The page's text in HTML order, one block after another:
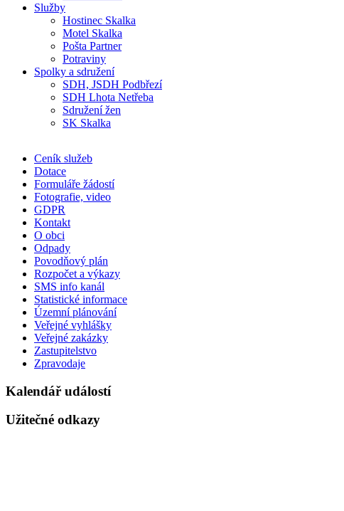
Služby
Hostinec Skalka
Motel Skalka
Pošta Partner
Potraviny
Spolky a sdružení
SDH, JSDH Podbřezí
SDH Lhota Netřeba
Sdružení žen
SK Skalka
Ceník služeb
Dotace
Formuláře žádostí
Fotografie, video
GDPR
Kontakt
O obci
Odpady
Povodňový plán
Rozpočet a výkazy
SMS info kanál
Statistické informace
Územní plánování
Veřejné vyhlášky
Veřejné zakázky
Zastupitelstvo
Zpravodaje
Kalendář událostí
Užitečné odkazy